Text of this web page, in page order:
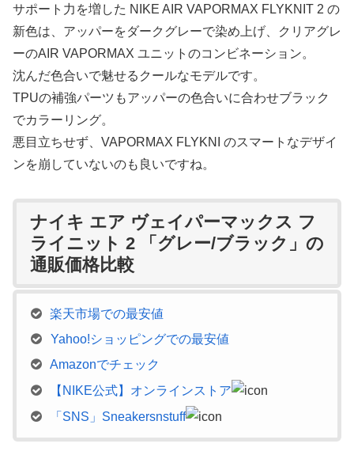
サポート力を増した NIKE AIR VAPORMAX FLYKNIT 2 の
新色は、アッパーをダークグレーで染め上げ、クリアグレ
ーのAIR VAPORMAX ユニットのコンビネーション。
沈んだ色合いで魅せるクールなモデルです。
TPUの補強パーツもアッパーの色合いに合わせブラック
でカラーリング。
悪目立ちせず、VAPORMAX FLYKNI のスマートなデザイ
ンを崩していないのも良いですね。
ナイキ エア ヴェイパーマックス フ
ライニット 2 「グレー/ブラック」の
通販価格比較
楽天市場での最安値
Yahoo!ショッピングでの最安値
Amazonでチェック
【NIKE公式】オンラインストア
「SNS」Sneakersnstuff